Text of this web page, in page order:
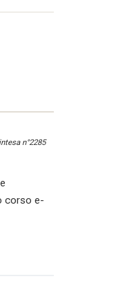
n°2285
corso e-